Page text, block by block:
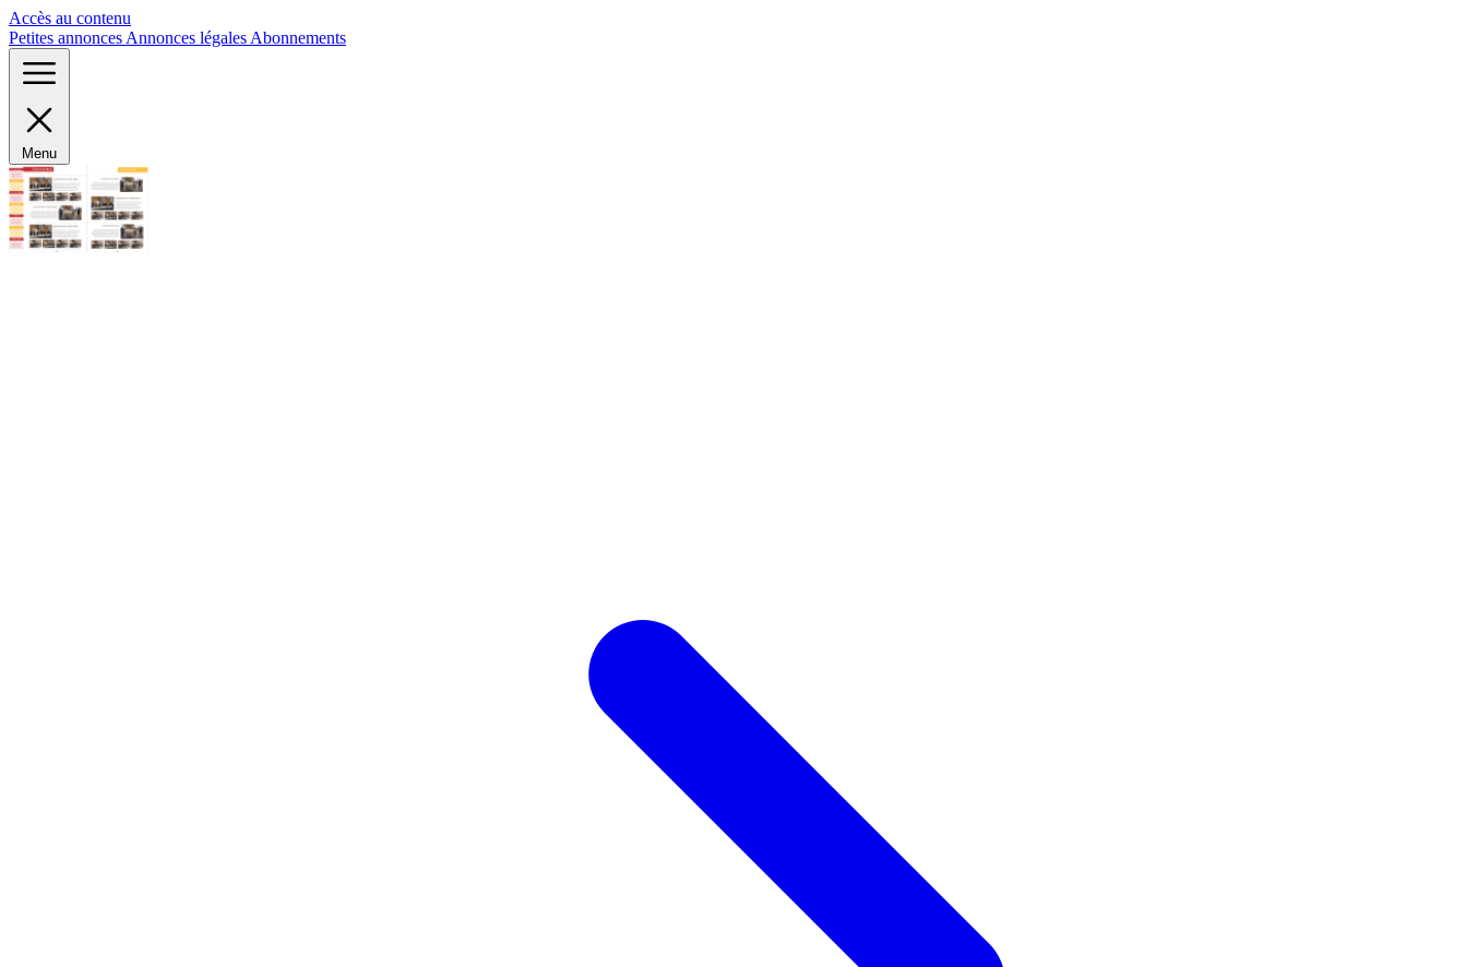
Accès au contenu
Petites annonces Annonces légales Abonnements
Menu
Panneau de gestion des cookies